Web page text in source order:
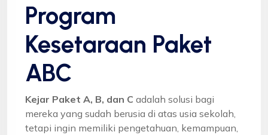
Program
Kesetaraan Paket
ABC
Kejar Paket A, B, dan C adalah solusi bagi
mereka yang sudah berusia di atas usia sekolah,
tetapi ingin memiliki pengetahuan, kemampuan,